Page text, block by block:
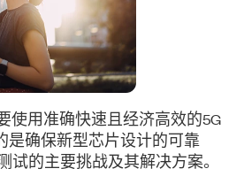
使用准确快速且经济高效的5G
是确保新型芯片设计的可靠
试的主要挑战及其解决方案。